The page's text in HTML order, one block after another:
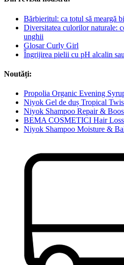
Bărbieritul: ca totul să meargă
Diversitatea culorilor naturale:
unghii
Glosar Curly Girl
Îngrijirea pielii cu pH alcalin
Noutăți:
Propolia Organic Evening
Niyok Gel de duș Tropical
Niyok Shampoo Repair &
BEMA COSMETICI Hair Loss
Niyok Shampoo Moisture &